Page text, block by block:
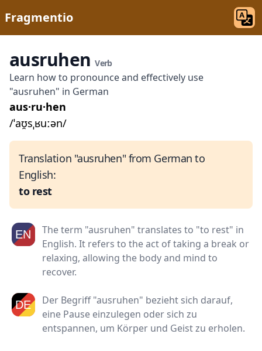
Fragmentio
ausruhenVerb
Learn how to pronounce and effectively use
"ausruhen" in German
aus·ru·hen
/ˈaʊ̯sˌʁuːən/
Translation "ausruhen" from German to
English:
to rest
The term "ausruhen" translates to "to rest" in
English. It refers to the act of taking a break or
relaxing, allowing the body and mind to
recover.
Der Begriff "ausruhen" bezieht sich darauf,
eine Pause einzulegen oder sich zu
entspannen, um Körper und Geist zu erholen.